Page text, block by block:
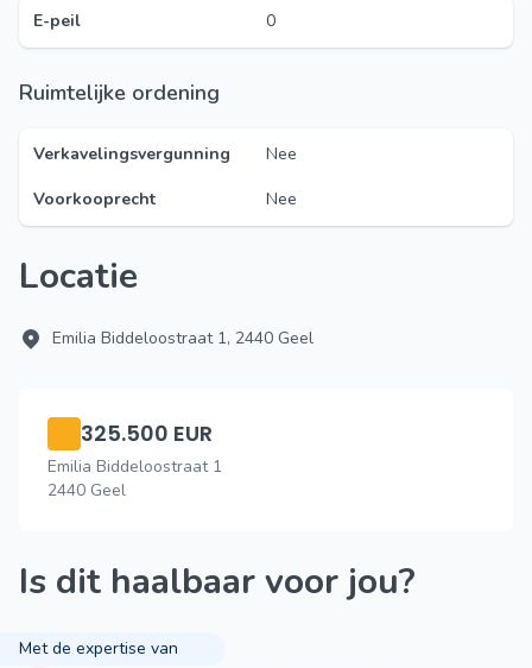
E-peil 0
Ruimtelijke ordening
Verkavelingsvergunning
Nee
Voorkooprecht
Nee
Locatie
Emilia Biddeloostraat 1, 2440 Geel
325.500 EUR
Emilia Biddeloostraat 1
2440 Geel
Is dit haalbaar voor jou?
Met de expertise van